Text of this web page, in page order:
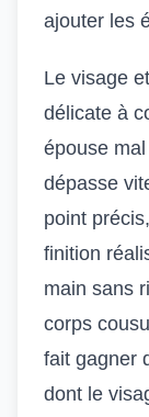
ajouter les
Le visage
délicate à
épouse
dépasse
point précis,
finition
main sans
corps
fait gagner
dont le